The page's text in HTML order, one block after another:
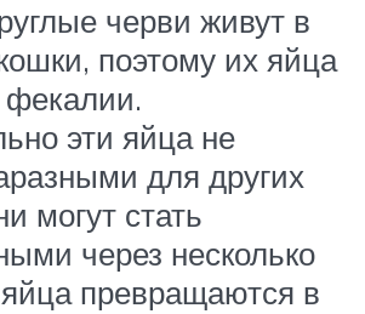
черви живут в
поэтому их яйца
эти яйца не
для других
могут стать
через несколько
яйца превращаются в